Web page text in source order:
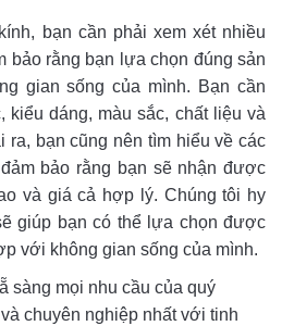
bạn cần phải xem xét nhiều
bảo rằng bạn lựa chọn đúng sản
gian sống của mình. Bạn cần
kiểu dáng, màu sắc, chất liệu và
ra, bạn cũng nên tìm hiểu về các
bảo rằng bạn sẽ nhận được
và giá cả hợp lý. Chúng tôi hy
giúp bạn có thể lựa chọn được
với không gian sống của mình.
sàng mọi nhu cầu của quý
chuyên nghiệp nhất với tinh